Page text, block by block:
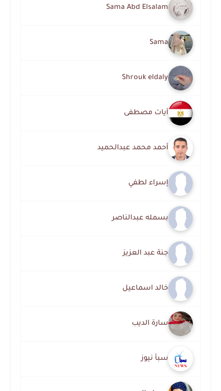
Sama Abd Elsalam
Sama
Shrouk eldaly
آيات مصطفى
أحمد محمد عبدالحميد
إسراء لطفي
بسمله عبدالناصر
جنة عبد العزيز
خالد اسماعيل
سارة الديب
سبأ نيوز